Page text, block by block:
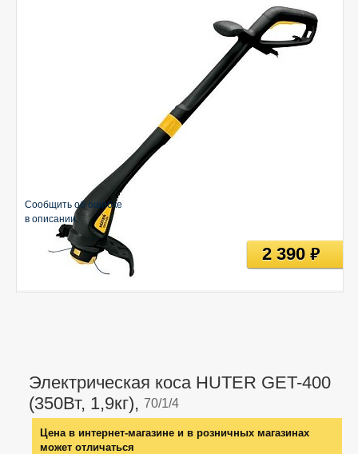
Электрическая коса HUTER GET-400
(350Вт, 1,9кг), 70/1/4
Цена в интернет-магазине и в розничных магазинах
может отличаться
Сообщить об ошибке
в описании
2 390руб